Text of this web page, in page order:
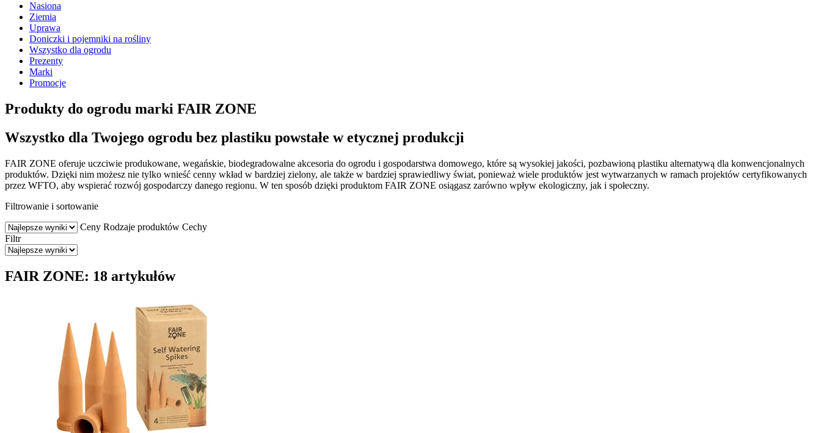
Nasiona
Ziemia
Uprawa
Doniczki i pojemniki na rośliny
Wszystko dla ogrodu
Prezenty
Marki
Promocje
Produkty do ogrodu marki FAIR ZONE
Wszystko dla Twojego ogrodu bez plastiku powstałe w etycznej produkcji
FAIR ZONE oferuje uczciwie produkowane, wegańskie, biodegradowalne akcesoria do ogrodu i gospodarstwa domowego, które są wysokiej jakości, pozbawioną plastiku alternatywą dla konwencjonalnych
produktów. Dzięki nim możesz nie tylko wnieść cenny wkład w bardziej zielony, ale także w bardziej sprawiedliwy świat, ponieważ wiele produktów jest wytwarzanych w ramach projektów certyfikowanych
przez WFTO, aby wspierać rozwój gospodarczy danego regionu. W ten sposób dzięki produktom FAIR ZONE osiągasz zarówno wpływ ekologiczny, jak i społeczny.
Filtrowanie i sortowanie
Ceny Rodzaje produktów Cechy
Filtr
FAIR ZONE: 18 artykułów